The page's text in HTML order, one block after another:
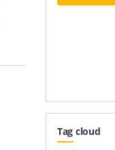
Tag cloud